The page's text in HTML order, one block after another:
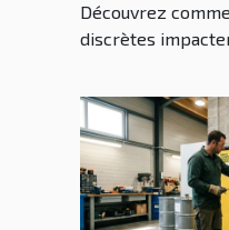
Découvrez
discrètes